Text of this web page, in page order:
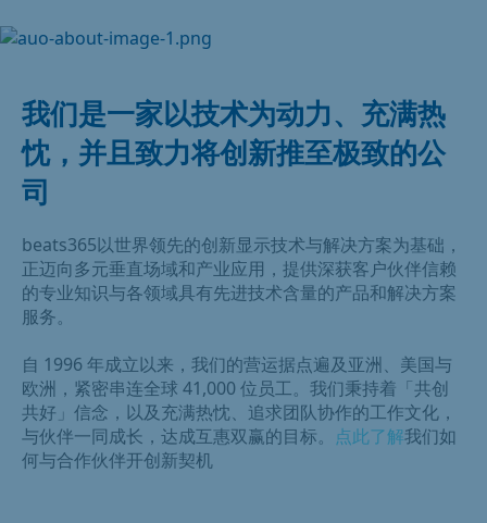
我们是一家以技术为动力、充满热
忱，并且致力将创新推至极致的公
司
beats365以世界领先的创新显示技术与解决方案为基础，
正迈向多元垂直场域和产业应用，提供深获客户伙伴信赖
的专业知识与各领域具有先进技术含量的产品和解决方案
服务。
自 1996 年成立以来，我们的营运据点遍及亚洲、美国与
欧洲，紧密串连全球 41,000 位员工。我们秉持着「共创
共好」信念，以及充满热忱、追求团队协作的工作文化，
与伙伴一同成长，达成互惠双赢的目标。 点此了解我们如
何与合作伙伴开创新契机